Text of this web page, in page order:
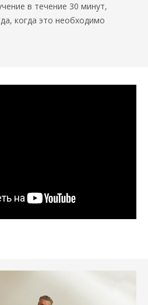
в течение 30 минут,
когда это необходимо